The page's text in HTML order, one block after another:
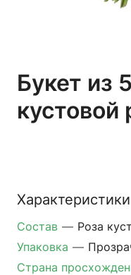
Букет из
кустовой
Характеристики
Состав — Роза
Упаковка —
Страна